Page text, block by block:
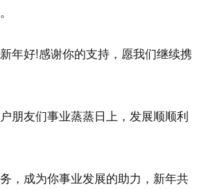
年好!感谢你的支持，愿我们继续携
朋友们事业蒸蒸日上，发展顺顺利
，成为你事业发展的助力，新年共